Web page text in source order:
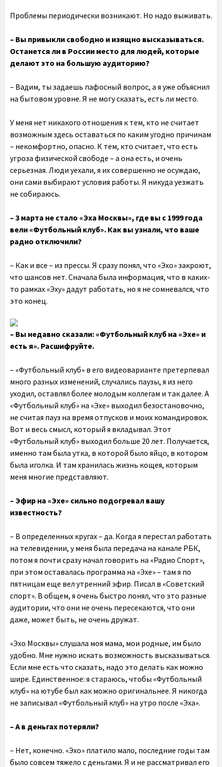
Проблемы периодически возникают. Но надо выживать.
– Вы привыкли свободно и изящно высказываться.
Останется ли в России место для людей, которые
делают это на большую аудиторию?
– Вадим, ты задаешь пафосный вопрос, а я уже объяснил
на бытовом уровне. Я не могу сказать, есть ли место.
У меня нет никакого отношения к тем, кто не считает
возможным здесь оставаться по каким угодно причинам
– некомфортно, опасно. К тем, кто считает, что есть
угроза физической свободе – а она есть, и очень
серьезная. Люди уехали, я их совершенно не осуждаю,
они сами выбирают условия работы. Я никуда уезжать
не собираюсь.
– 3 марта не стало «Эха Москвы», где вы с 1999 года
вели «Футбольный клуб». Как вы узнали, что ваше
радио отключили?
– Как и все – из прессы. Я сразу понял, что «Эхо» закроют,
что шансов нет. Сначала была информация, что в каких-
то рамках «Эху» дадут работать, но я не сомневался, что
это конец.
– Вы недавно сказали: «Футбольный клуб на «Эхе» и
есть я». Расшифруйте.
– «Футбольный клуб» в его видеоварианте претерпевал
много разных изменений, случались паузы, я из него
уходил, оставлял более молодым коллегам и так далее. А
«Футбольный клуб» на «Эхе» выходил безостановочно,
не считая пауз на время отпусков и моих командировок.
Вот и весь смысл, который я вкладывал. Этот
«Футбольный клуб» выходил больше 20 лет. Получается,
именно там была утка, в которой было яйцо, в котором
была иголка. И там хранилась жизнь кощея, которым
меня многие представляют.
– Эфир на «Эхе» сильно подогревал вашу
известность?
– В определенных кругах – да. Когда я перестал работать
на телевидении, у меня была передача на канале РБК,
потом я почти сразу начал говорить на «Радио Спорт»,
при этом оставалась программа на «Эхе» – там я по
пятницам еще вел утренний эфир. Писал в «Советский
спорт». В общем, я очень быстро понял, что это разные
аудитории, что они не очень пересекаются, что они
даже, может быть, не очень дружат.
«Эхо Москвы» слушала моя мама, мои родные, им было
удобно. Мне нужно искать возможность высказываться.
Если мне есть что сказать, надо это делать как можно
шире. Единственное: я стараюсь, чтобы «Футбольный
клуб» на ютубе был как можно оригинальнее. Я никогда
не записывал «Футбольный клуб» на утро после «Эха».
– А в деньгах потеряли?
– Нет, конечно. «Эхо» платило мало, последние годы там
было совсем тяжело с деньгами. Я и не рассматривал его